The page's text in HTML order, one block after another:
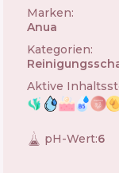
Marken:
Anua
Kategorien:
Aktive
pH-Wert:6